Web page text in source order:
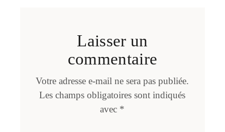
Laisser un
commentaire
Votre adresse e-mail ne sera pas publiée.
Les champs obligatoires sont indiqués
avec *